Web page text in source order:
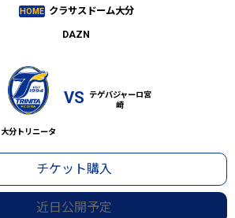
HOME クラサスドーム大分
DAZN
大分トリニータ
テゲバジャーロ宮
崎
VS
チケット購入
近日公開予定